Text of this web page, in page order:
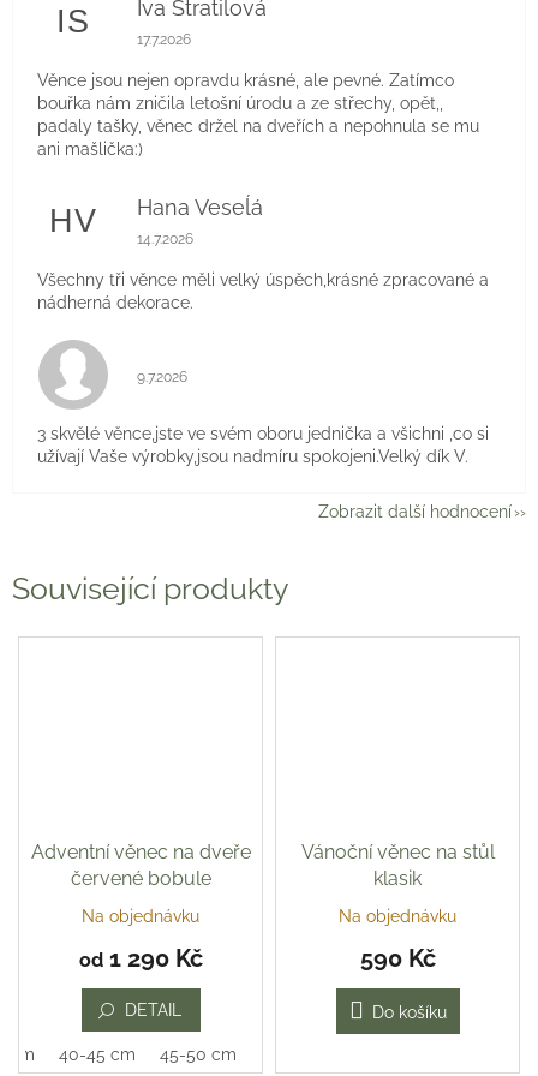
Související produkty
Adventní věnec na dveře
červené bobule
Na objednávku
od1 290 Kč
DETAIL
cm 40-45 cm 45-50 cm
Vánoční věnec na stůl
klasik
PrůměrnéNa objednávku
590 Kč
Do košíku
IS Iva Stratilová
Hodnocení obchodu je 5 z 5 hvězdiček.
17.7.2026
Věnce jsou nejen opravdu krásné, ale pevné. Zatímco
bouřka nám zničila letošní úrodu a ze střechy, opět,,
padaly tašky, věnec držel na dveřích a nepohnula se mu
ani mašlička:)
HV Hana Veseĺá
Hodnocení obchodu je 5 z 5 hvězdiček.
14.7.2026
Všechny tři věnce měli velký úspěch,krásné zpracované a
nádherná dekorace.
Hodnocení obchodu je 5 z 5 hvězdiček.
9.7.2026
3 skvělé věnce,jste ve svém oboru jednička a všichni ,co si
užívají Vaše výrobky,jsou nadmíru spokojeni.Velký dík V.
Zobrazit další hodnocení